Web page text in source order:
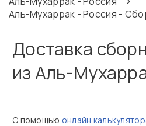
Аль-Мухаррак - Россия -
Доставка
из Аль-
С помощью онлайн